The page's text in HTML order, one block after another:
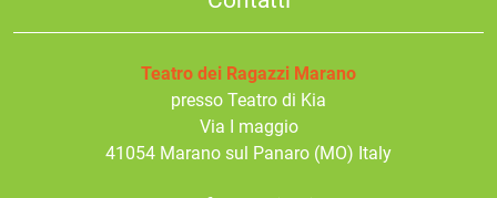
Teatro dei Ragazzi Marano
presso Teatro di Kia
Via I maggio
41054 Marano sul Panaro (MO) Italy